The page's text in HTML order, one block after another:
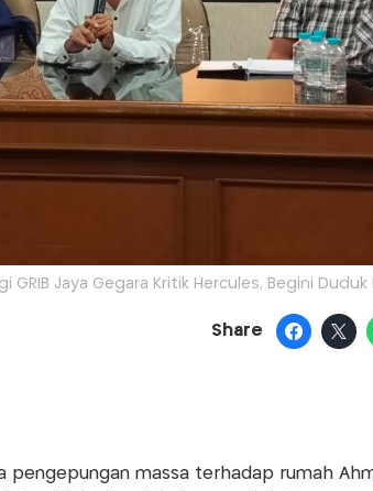
GRIB Jaya Gegara Kritik Hercules, Begini Duduk
Share
pengepungan massa terhadap rumah